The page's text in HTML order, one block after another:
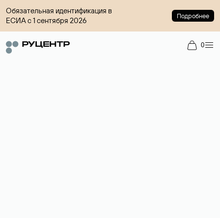
Обязательная идентификация в
ЕСИА с 1 сентября 2026
Подробнее
0